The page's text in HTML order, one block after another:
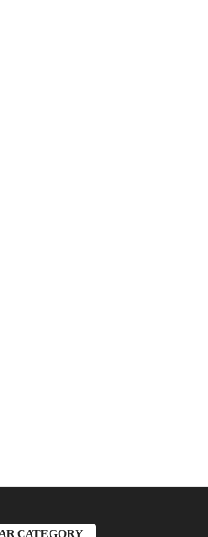
CATEGORY